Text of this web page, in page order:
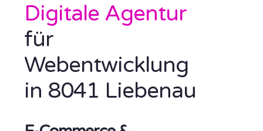
Digitale Agentur
für
Webentwicklung
in 8041 Liebenau